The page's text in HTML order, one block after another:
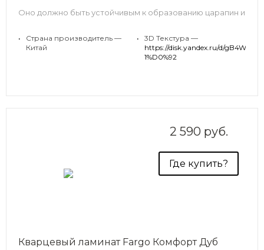
Оно должно быть устойчивым к образованию царапин и
класса, дизайн Дуб Рустик Серый, идеально подходит
•
Страна производитель —
Китай
•
3D Текстура —
https://disk.yandex.ru/d/
1%D0%92
2 590 руб.
Где купить?
Кварцевый ламинат Fargo Комфорт Дуб